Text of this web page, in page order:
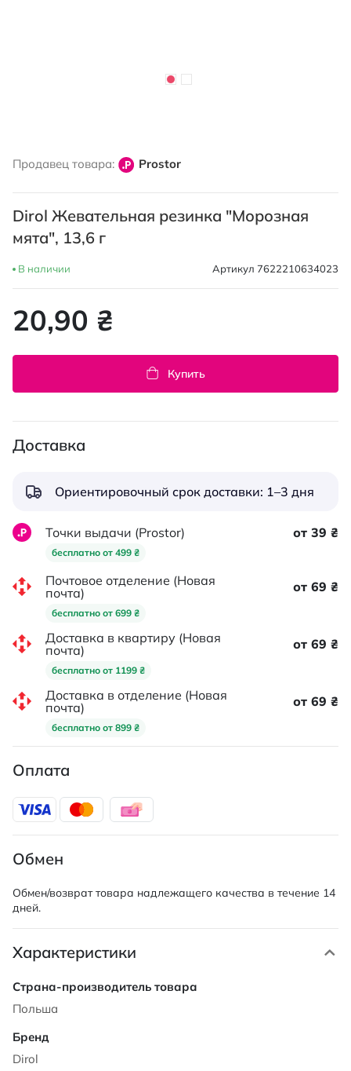
началу
изображений
Продавец товара: Prostor
Dirol Жевательная резинка "Морозная
мята", 13,6 г
В наличии Артикул 7622210634023
20,90 ₴
Купить
Доставка
Ориентировочный срок доставки: 1–3 дня
Точки выдачи (Prostor)
бесплатно от 499 ₴
от 39 ₴
Почтовое отделение (Новая
почта)
бесплатно от 699 ₴
от 69 ₴
Доставка в квартиру (Новая
почта)
бесплатно от 1199 ₴
от 69 ₴
Доставка в отделение (Новая
почта)
бесплатно от 899 ₴
от 69 ₴
Оплата
Обмен
Обмен/возврат товара надлежащего качества в течение 14
дней.
Характеристики
Характеристики
Польша
Dirol